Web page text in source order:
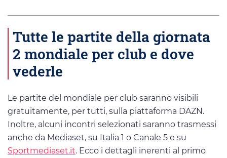
Tutte le partite della giornata
2 mondiale per club e dove
vederle
Le partite del mondiale per club saranno visibili
gratuitamente, per tutti, sulla piattaforma DAZN.
Inoltre, alcuni incontri selezionati saranno trasmessi
anche da Mediaset, su Italia 1 o Canale 5 e su
Sportmediaset.it. Ecco i dettagli inerenti al primo